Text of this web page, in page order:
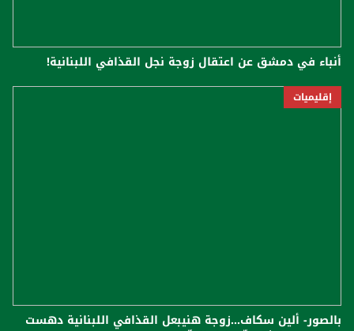
أنباء في دمشق عن اعتقال زوجة نجل القذافي اللبنانية!
إقليميات
بالصور- ألين سكاف...زوجة هنيبعل القذافي اللبنانية دهست